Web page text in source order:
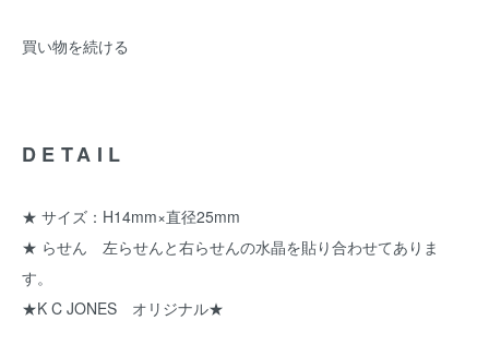
買い物を続ける
DETAIL
★ サイズ：H14mm×直径25mm
★ らせん 左らせんと右らせんの水晶を貼り合わせてありま
す。
★K C JONES オリジナル★